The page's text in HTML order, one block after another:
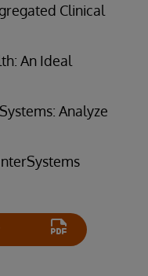
Clinical
An Ideal
Analyze